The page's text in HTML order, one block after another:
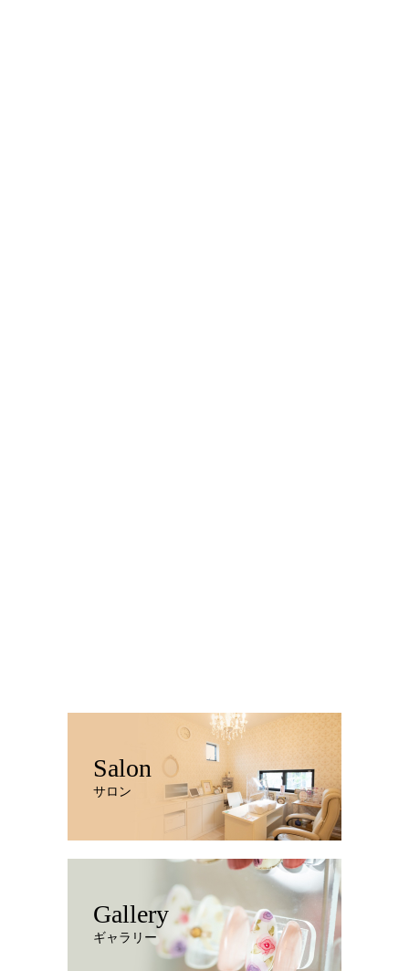
Salon
サロン
Gallery
ギャラリー